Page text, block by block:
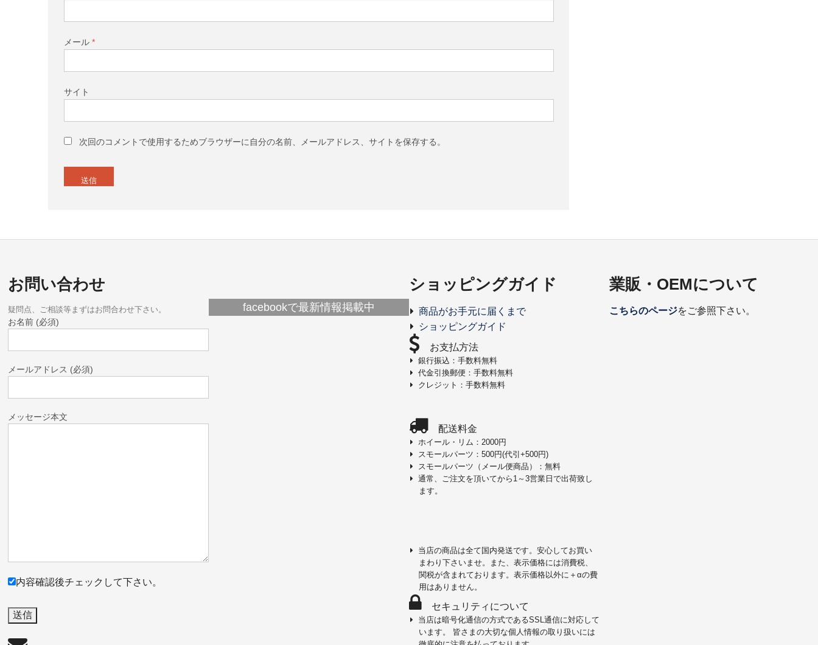
メール *
サイト
次回のコメントで使用するためブラウザーに自分の名前、メールアドレス、サイトを保存する。
お問い合わせ
疑問点、ご相談等まずはお問合わせ下さい。
お名前 (必須)
メールアドレス (必須)
メッセージ本文
内容確認後チェックして下さい。
facebookで最新情報掲載中
ショッピングガイド
商品がお手元に届くまで
ショッピングガイド
お支払方法
銀行振込：手数料無料
代金引換郵便：手数料無料
クレジット：手数料無料
配送料金
ホイール・リム：2000円
スモールパーツ：500円(代引+500円)
スモールパーツ（メール便商品）：無料
通常、ご注文を頂いてから1～3営業日で出荷致し
ます。
当店の商品は全て国内発送です。安心してお買い
まわり下さいませ。また、表示価格には消費税、
関税が含まれております。表示価格以外に＋αの費
用はありません。
セキュリティについて
当店は暗号化通信の方式であるSSL通信に対応して
います。 皆さまの大切な個人情報の取り扱いには
業販・OEMについて
こちらのページをご参照下さい。